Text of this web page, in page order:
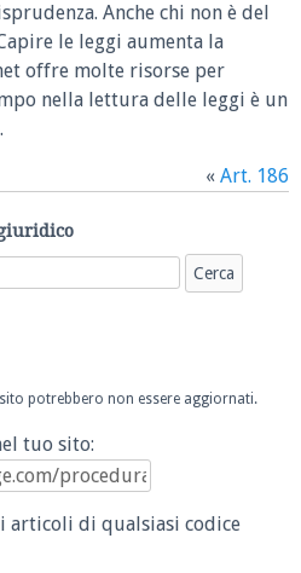
Anche chi non è del
le leggi aumenta la
offre molte risorse per
nella lettura delle leggi è un
« Art. 186
potrebbero non essere aggiornati.
tuo sito:
articoli di qualsiasi codice